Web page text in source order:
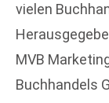
vielen
MVB
Buchhandels